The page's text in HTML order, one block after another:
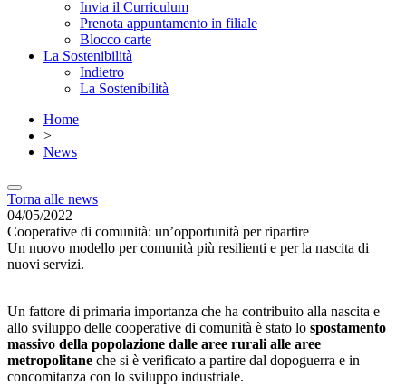
Invia il Curriculum
Prenota appuntamento in filiale
Blocco carte
La Sostenibilità
Indietro
La Sostenibilità
Home
>
News
Torna alle news
04/05/2022
Cooperative di comunità: un’opportunità per ripartire
Un nuovo modello per comunità più resilienti e per la nascita di
nuovi servizi.
Un fattore di primaria importanza che ha contribuito alla nascita e
allo sviluppo delle cooperative di comunità è stato lo spostamento
massivo della popolazione dalle aree rurali alle aree
metropolitane che si è verificato a partire dal dopoguerra e in
concomitanza con lo sviluppo industriale.